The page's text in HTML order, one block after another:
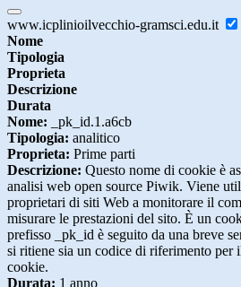
www.icplinioilvecchio-gramsci.edu.it
Nome
Tipologia
Proprieta
Descrizione
Durata
Nome: _pk_id.1.a6cb
Tipologia: analitico
Proprieta: Prime parti
Descrizione: Questo nome di cookie è
analisi web open source Piwik. Viene
proprietari di siti Web a monitorare il
misurare le prestazioni del sito. È un
prefisso _pk_id è seguito da una breve
si ritiene sia un codice di riferimento per
cookie.
Durata: 1 anno